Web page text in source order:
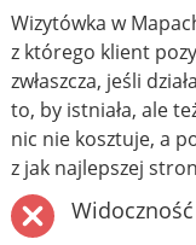
Wizytówka w
z którego klient
zwłaszcza, jeśli
to, by istniała, ale
nic nie kosztuje, a
z jak najlepszej